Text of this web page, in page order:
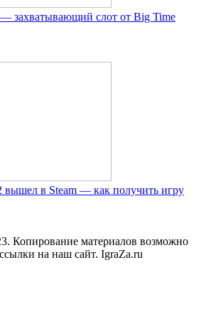
захватывающий слот от Big Time
вышел в Steam — как получить игру
Копирование материалов возможно
на наш сайт. IgraZa.ru